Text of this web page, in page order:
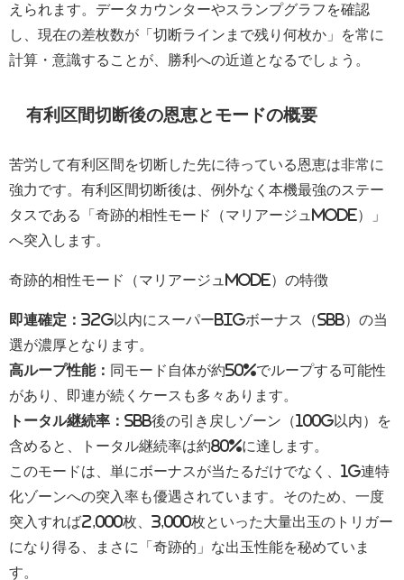
えられます。データカウンターやスランプグラフを確認
し、現在の差枚数が「切断ラインまで残り何枚か」を常に
計算・意識することが、勝利への近道となるでしょう。
有利区間切断後の恩恵とモードの概要
苦労して有利区間を切断した先に待っている恩恵は非常に
強力です。有利区間切断後は、例外なく本機最強のステー
タスである「奇跡的相性モード（マリアージュMODE）」
へ突入します。
奇跡的相性モード（マリアージュMODE）の特徴
即連確定： 32G以内にスーパーBIGボーナス（SBB）の当
選が濃厚となります。
高ループ性能： 同モード自体が約50%でループする可能性
があり、即連が続くケースも多々あります。
トータル継続率： SBB後の引き戻しゾーン（100G以内）を
含めると、トータル継続率は約80%に達します。
このモードは、単にボーナスが当たるだけでなく、1G連特
化ゾーンへの突入率も優遇されています。そのため、一度
突入すれば2,000枚、3,000枚といった大量出玉のトリガー
になり得る、まさに「奇跡的」な出玉性能を秘めていま
す。